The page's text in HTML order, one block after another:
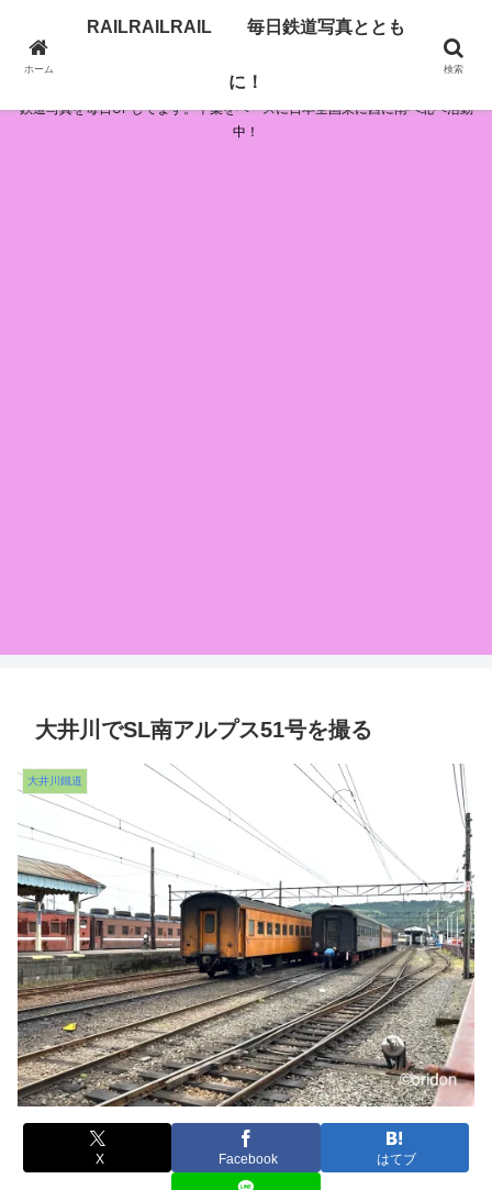
RAILRAILRAIL 毎日鉄道写真とともに！
鉄道写真を毎日UPしてます。千葉をベースに日本全国東に西に南へ北へ活動
中！
大井川でSL南アルプス51号を撮る
大井川鐵道
X Facebook はてブ
ホーム
RAILRAILRAIL 毎日鉄道写真ととも
に！
検索